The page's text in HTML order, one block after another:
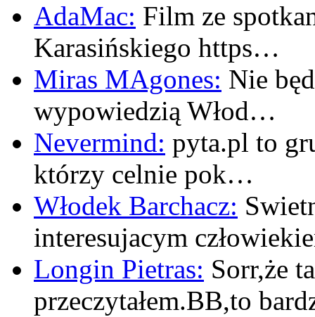
AdaMac: Film ze
Karasińskiego https…
Miras MAgones: Nie
wypowiedzią Włod…
Nevermind: pyta.pl to
którzy celnie pok…
Włodek Barchacz:
interesujacym
Longin Pietras: Sorr,że
przeczytałem.BB,to